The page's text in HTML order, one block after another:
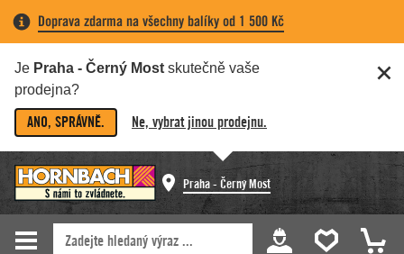
Doprava zdarma na všechny balíky od 1 500 Kč
Je Praha - Černý Most skutečně vaše
prodejna?
ANO, SPRÁVNĚ. Ne, vybrat jinou prodejnu.
Praha - Černý Most